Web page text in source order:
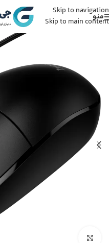
Skip to navigation
Skip to main content
منو